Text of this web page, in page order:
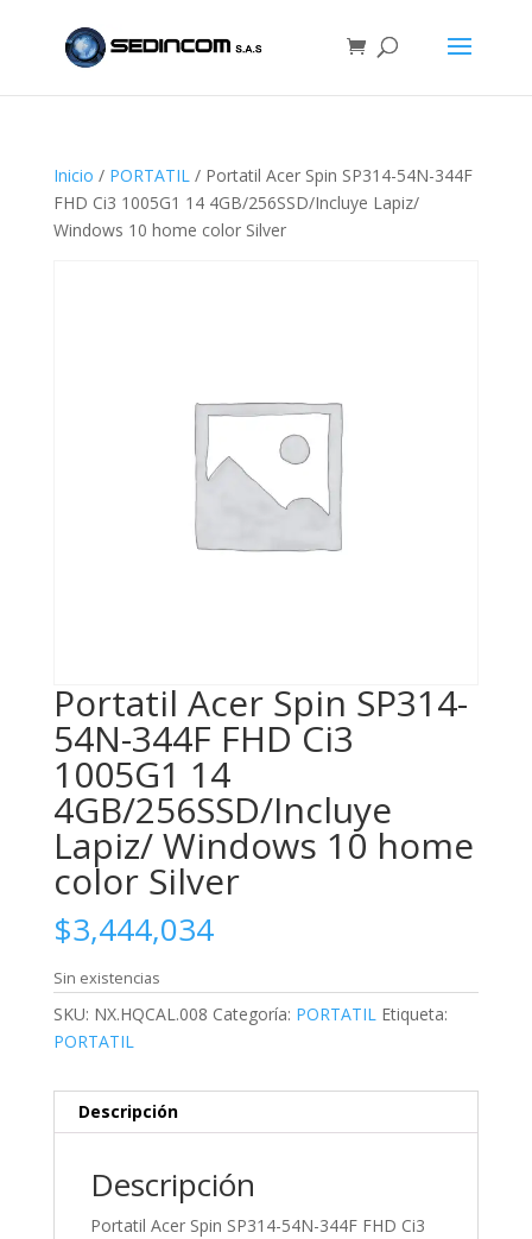
Inicio / PORTATIL/ Portatil Acer Spin SP314-54N-344F
FHD Ci3 1005G1 14 4GB/256SSD/Incluye Lapiz/
Windows 10 home color Silver
Portatil Acer Spin SP314-
54N-344F FHD Ci3
1005G1 14
4GB/256SSD/Incluye
Lapiz/ Windows 10 home
color Silver
$3,444,034
Sin existencias
SKU: NX.HQCAL.008 Categoría: PORTATIL Etiqueta:
PORTATIL
Descripción
Descripción
Portatil Acer Spin SP314-54N-344F FHD Ci3